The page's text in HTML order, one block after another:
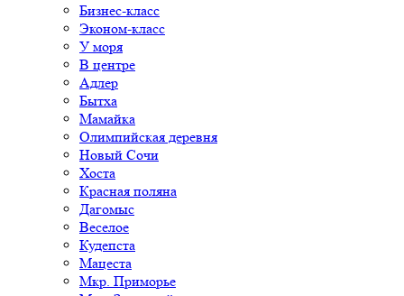
Бизнес-класс
Эконом-класс
У моря
В центре
Адлер
Бытха
Мамайка
Олимпийская деревня
Новый Сочи
Хоста
Красная поляна
Дагомыс
Веселое
Кудепста
Мацеста
Мкр. Приморье